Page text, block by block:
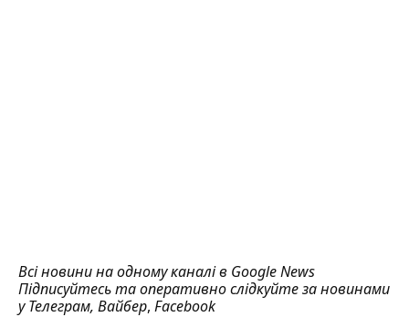
Всі новини на одному каналі в Google News
Підписуйтесь та оперативно слідкуйте за новинами
уТелеграм, Вайбер, Facebook